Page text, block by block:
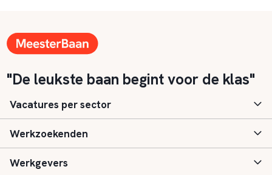
"De leukste baan begint voor de klas"
Vacatures per sector
Basisonderwijs
Speciaal (basis) onderwijs
Werkzoekenden
Aanmelden
Werkgevers